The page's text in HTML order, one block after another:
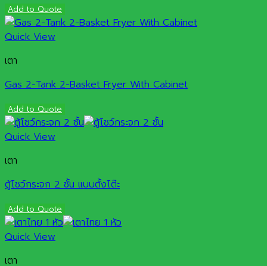
Add to Quote
Quick View
เตา
Gas 2-Tank 2-Basket Fryer With Cabinet
Add to Quote
Quick View
เตา
ตู้โชว์กระจก 2 ชั้น แบบตั้งโต๊ะ
Add to Quote
Quick View
เตา